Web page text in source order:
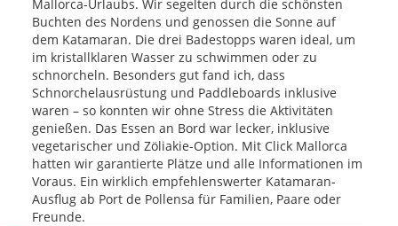
Mallorca-Urlaubs. Wir segelten durch die schönsten
Buchten des Nordens und genossen die Sonne auf
dem Katamaran. Die drei Badestopps waren ideal, um
im kristallklaren Wasser zu schwimmen oder zu
schnorcheln. Besonders gut fand ich, dass
Schnorchelausrüstung und Paddleboards inklusive
waren – so konnten wir ohne Stress die Aktivitäten
genießen. Das Essen an Bord war lecker, inklusive
vegetarischer und Zöliakie-Option. Mit Click Mallorca
hatten wir garantierte Plätze und alle Informationen im
Voraus. Ein wirklich empfehlenswerter Katamaran-
Ausflug ab Port de Pollensa für Familien, Paare oder
Freunde.